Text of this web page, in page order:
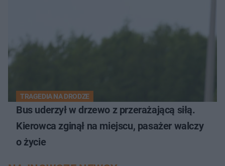
TRAGEDIA NA DRODZE
Bus uderzył w drzewo z przerażającą siłą.
Kierowca zginął na miejscu, pasażer walczy
o życie